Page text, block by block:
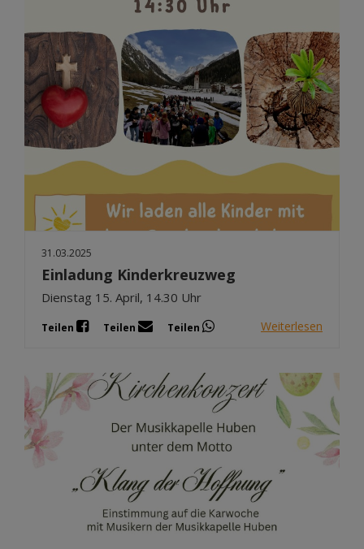
31.03.2025
Einladung Kinderkreuzweg
Dienstag 15. April, 14.30 Uhr
Teilen Teilen Teilen Weiterlesen